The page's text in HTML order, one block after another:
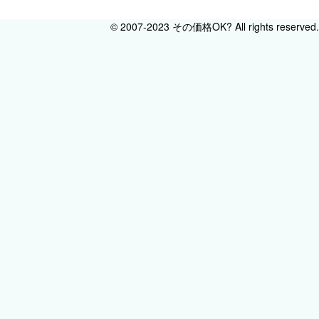
© 2007-2023 その価格OK? All rights reserved.